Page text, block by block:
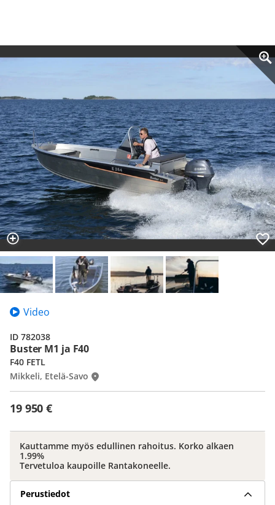
Buster M1 ja F40
19 950 €
F40 FETL
Mikkeli, Etelä-Savo
ID 782038
Video
Kauttamme myös edullinen rahoitus. Korko alkaen
1.99%
Tervetuloa kaupoille Rantakoneelle.
Perustiedot